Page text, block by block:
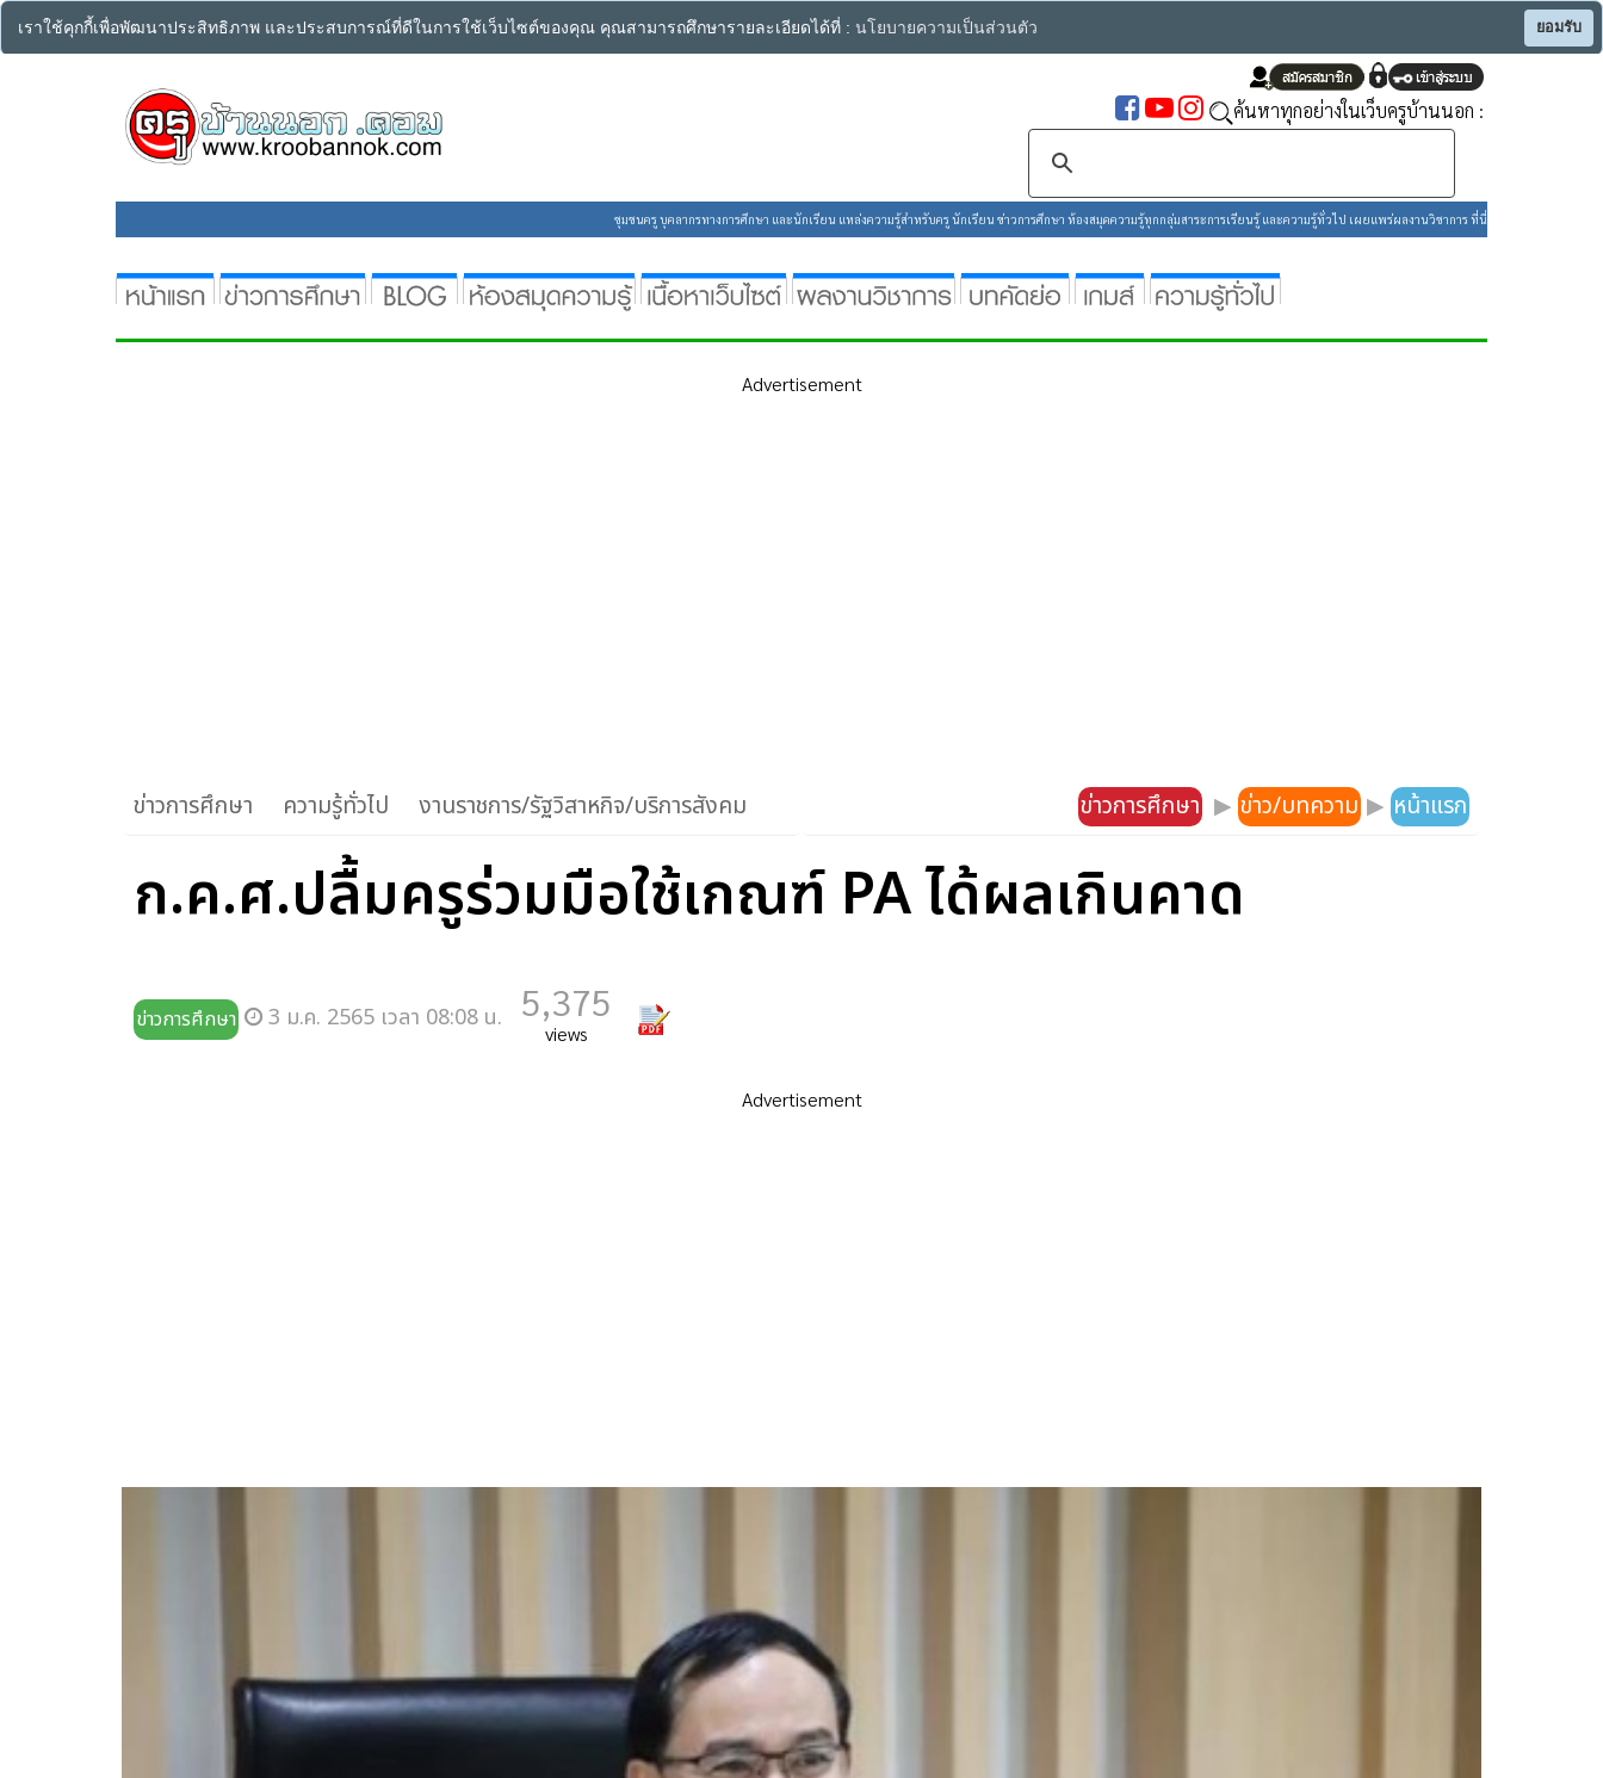
เราใช้คุกกี้เพื่อพัฒนาประสิทธิภาพ และประสบการณ์ที่ดีในการใช้เว็บไซต์ของคุณ คุณสามารถศึกษารายละเอียดได้ที่ : นโยบายความเป็นส่วนตัว ยอมรับ
ค้นหาทุกอย่างในเว็บครูบ้านนอก :
ชุมชนครู บุคลากรทางการศึกษา และนักเรียน แหล่งความรู้สำหรับครู นักเรียน ข่าวการศึกษา ห้องสมุดความรู้ทุกกลุ่มสาระการเรียนรู้ และความรู้ทั่วไป เผยแพร่ผลงานวิชาการ ที่นี่
Advertisement
ข่าวการศึกษา ความรู้ทั่วไป งานราชการ/รัฐวิสาหกิจ/บริการสังคม ข่าวการศึกษา ▶ ข่าว/บทความ ▶ หน้าแรก
ก.ค.ศ.ปลื้มครูร่วมมือใช้เกณฑ์ PA ได้ผลเกินคาด
ข่าวการศึกษา 3 ม.ค. 2565 เวลา 08:08 น. 5,375
views
Advertisement